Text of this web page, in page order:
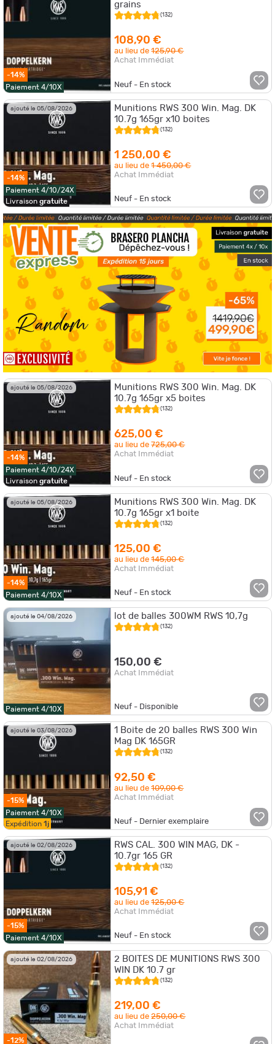
-14%
Paiement 4/10X
grains
(132)
108,90 €
au lieu de125,90 €
Achat Immédiat
Neuf - En stock
ajouté le 05/08/2026
-14%
Paiement 4/10/24X
Livraison gratuite
Munitions RWS 300 Win. Mag. DK
10.7g 165gr x10 boites
(132)
1 250,00 €
au lieu de1 450,00 €
Achat Immédiat
Neuf - En stock
ajouté le 05/08/2026
-14%
Paiement 4/10/24X
Livraison gratuite
Munitions RWS 300 Win. Mag. DK
10.7g 165gr x5 boites
(132)
625,00 €
au lieu de725,00 €
Achat Immédiat
Neuf - En stock
ajouté le 05/08/2026
-14%
Paiement 4/10X
Munitions RWS 300 Win. Mag. DK
10.7g 165gr x1 boite
(132)
125,00 €
au lieu de145,00 €
Achat Immédiat
Neuf - En stock
ajouté le 04/08/2026
Paiement 4/10X
lot de balles 300WM RWS 10,7g
(132)
150,00 €
Achat Immédiat
Neuf - Disponible
ajouté le 03/08/2026
-15%
Paiement 4/10X
Expédition 1j
1 Boite de 20 balles RWS 300 Win
Mag DK 165GR
(132)
92,50 €
au lieu de109,00 €
Achat Immédiat
Neuf - Dernier exemplaire
ajouté le 02/08/2026
-15%
Paiement 4/10X
RWS CAL. 300 WIN MAG, DK -
10.7gr 165 GR
(132)
105,91 €
au lieu de125,00 €
Achat Immédiat
Neuf - En stock
ajouté le 02/08/2026
-12%
2 BOITES DE MUNITIONS RWS 300
WIN DK 10.7 gr
(132)
219,00 €
au lieu de250,00 €
Achat Immédiat